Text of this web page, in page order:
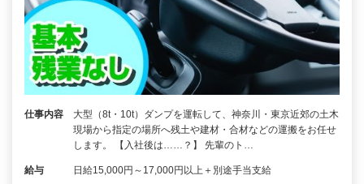
仕事内容
大型（8t・10t）ダンプを運転して、神奈川・東京近郊の土木
現場から指定の場所へ残土や建材・合材などの運搬をお任せ
します。 【入社後は……？】 先輩のト…
給与 日給15,000円～17,000円以上＋別途手当支給